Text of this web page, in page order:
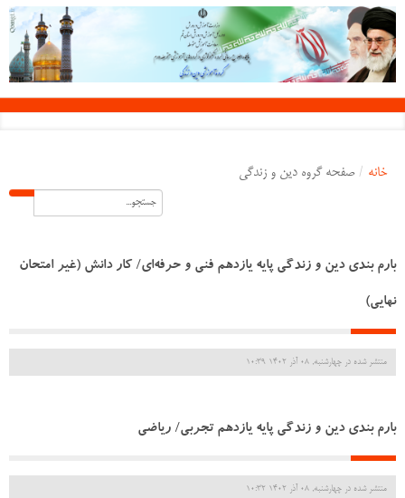
خانه / صفحه گروه دین و زندگی
بارم بندی دین و زندگی پایه یازدهم فنی و حرفه‌ای/ کار دانش (غیر امتحان
نهایی)
منتشر شده در چهارشنبه, 08 آذر 1402 10:39
بارم بندی دین و زندگی پایه یازدهم تجربی/ ریاضی
منتشر شده در چهارشنبه, 08 آذر 1402 10:32